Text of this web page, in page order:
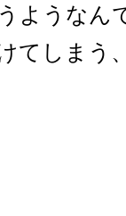
ようなん
てしまう